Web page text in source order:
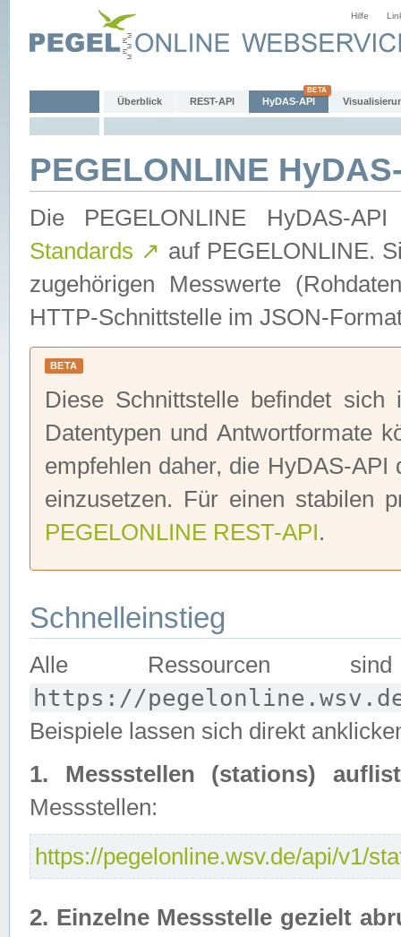
Hilfe
Überblick REST-API HyDAS-API
PEGELONLINE
Die PEGELONLINE HyDAS-
Standards ↗ auf PEGELONLINE.
zugehörigen Messwerte
HTTP-Schnittstelle im JSON-
BETA
Diese Schnittstelle befindet
Datentypen und Antwortformate
empfehlen daher, die HyDAS-
einzusetzen. Für einen stabilen
PEGELONLINE REST-API.
Schnelleinstieg
Alle Ressourcen
https://
Beispiele lassen sich direkt
1. Messstellen (stations)
Messstellen:
https://pegelonline.wsv.de/api/v1/
2. Einzelne Messstelle gezielt